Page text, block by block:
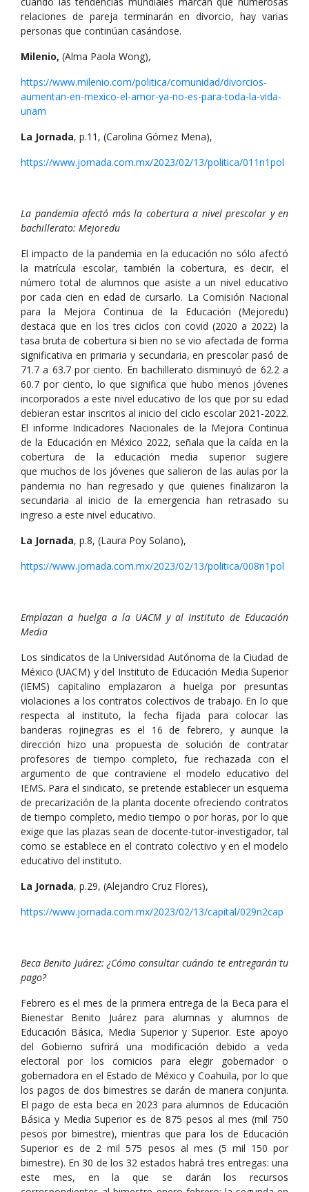
relaciones de pareja terminarán en divorcio, hay varias
personas que continúan casándose.
Milenio, (Alma Paola Wong),
https://www.milenio.com/politica/comunidad/divorcios-
aumentan-en-mexico-el-amor-ya-no-es-para-toda-la-vida-
unam
La Jornada, p.11, (Carolina Gómez Mena),
https://www.jornada.com.mx/2023/02/13/politica/011n1pol
La pandemia afectó más la cobertura a nivel prescolar y en
bachillerato: Mejoredu
El impacto de la pandemia en la educación no sólo afectó
la matrícula escolar, también la cobertura, es decir, el
número total de alumnos que asiste a un nivel educativo
por cada cien en edad de cursarlo. La Comisión Nacional
para la Mejora Continua de la Educación (Mejoredu)
destaca que en los tres ciclos con covid (2020 a 2022) la
tasa bruta de cobertura si bien no se vio afectada de forma
significativa en primaria y secundaria, en prescolar pasó de
71.7 a 63.7 por ciento. En bachillerato disminuyó de 62.2 a
60.7 por ciento, lo que significa que hubo menos jóvenes
incorporados a este nivel educativo de los que por su edad
debieran estar inscritos al inicio del ciclo escolar 2021-2022.
El informe Indicadores Nacionales de la Mejora Continua
de la Educación en México 2022, señala que la caída en la
cobertura de la educación media superior sugiere
que muchos de los jóvenes que salieron de las aulas por la
pandemia no han regresado y que quienes finalizaron la
secundaria al inicio de la emergencia han retrasado su
ingreso a este nivel educativo.
La Jornada, p.8, (Laura Poy Solano),
https://www.jornada.com.mx/2023/02/13/politica/008n1pol
Emplazan a huelga a la UACM y al Instituto de Educación
Media
Los sindicatos de la Universidad Autónoma de la Ciudad de
México (UACM) y del Instituto de Educación Media Superior
(IEMS) capitalino emplazaron a huelga por presuntas
violaciones a los contratos colectivos de trabajo. En lo que
respecta al instituto, la fecha fijada para colocar las
banderas rojinegras es el 16 de febrero, y aunque la
dirección hizo una propuesta de solución de contratar
profesores de tiempo completo, fue rechazada con el
argumento de que contraviene el modelo educativo del
IEMS. Para el sindicato, se pretende establecer un esquema
de precarización de la planta docente ofreciendo contratos
de tiempo completo, medio tiempo o por horas, por lo que
exige que las plazas sean de docente-tutor-investigador, tal
como se establece en el contrato colectivo y en el modelo
educativo del instituto.
La Jornada, p.29, (Alejandro Cruz Flores),
https://www.jornada.com.mx/2023/02/13/capital/029n2cap
Beca Benito Juárez: ¿Cómo consultar cuándo te entregarán tu
pago?
Febrero es el mes de la primera entrega de la Beca para el
Bienestar Benito Juárez para alumnas y alumnos de
Educación Básica, Media Superior y Superior. Este apoyo
del Gobierno sufrirá una modificación debido a veda
electoral por los comicios para elegir gobernador o
gobernadora en el Estado de México y Coahuila, por lo que
los pagos de dos bimestres se darán de manera conjunta.
El pago de esta beca en 2023 para alumnos de Educación
Básica y Media Superior es de 875 pesos al mes (mil 750
pesos por bimestre), mientras que para los de Educación
Superior es de 2 mil 575 pesos al mes (5 mil 150 por
bimestre). En 30 de los 32 estados habrá tres entregas: una
este mes, en la que se darán los recursos